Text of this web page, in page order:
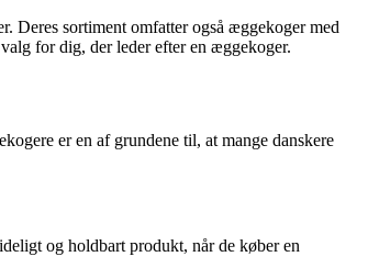
Deres sortiment omfatter også æggekoger med
for dig, der leder efter en æggekoger.
er en af grundene til, at mange danskere
og holdbart produkt, når de køber en